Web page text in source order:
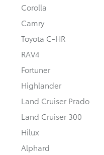
Corolla
Camry
Toyota C-HR
RAV4
Fortuner
Highlander
Land Cruiser Prado
Land Cruiser 300
Hilux
Alphard